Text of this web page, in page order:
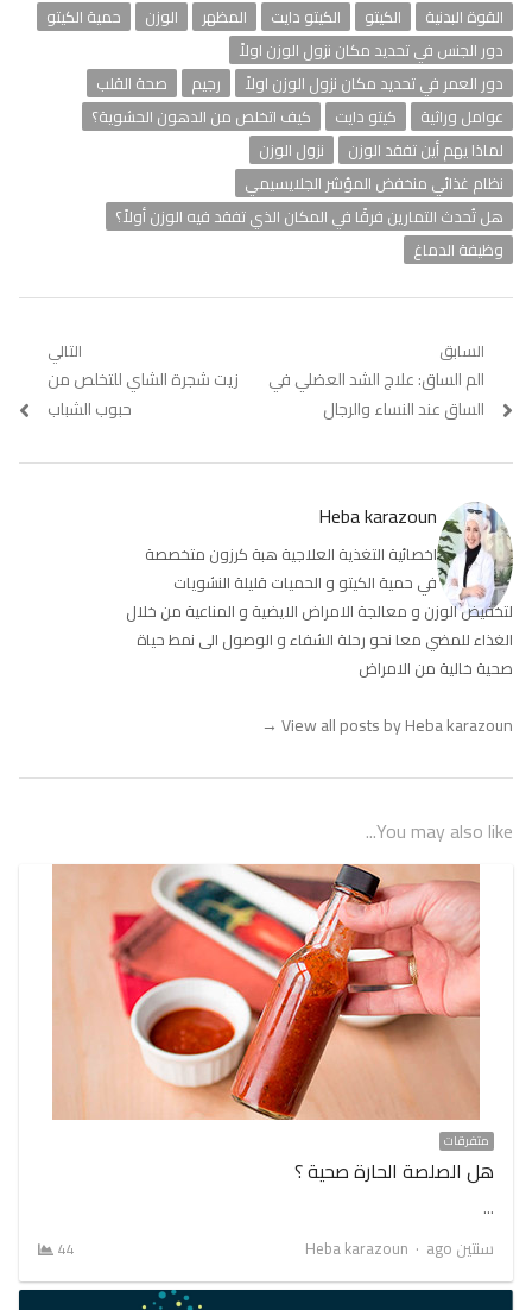
القوة البدنية
الكيتو الكيتو دايت المظهر الوزن
حمية الكيتو
دور الجنس في تحديد مكان نزول الوزن اولاً
دور العمر في تحديد مكان نزول الوزن اولاً
رجيم
صحة القلب
عوامل وراثية
كيتو دايت
كيف اتخلص من الدهون الحشوية؟
لماذا يهم أين تفقد الوزن
نزول الوزن
نظام غذائي منخفض المؤشر الجلايسيمي
هل تُحدث التمارين فرقًا في المكان الذي تفقد فيه الوزن أولاً؟
وظيفة الدماغ
تصفّح
المقالات
السابق
Previous
post:
الم الساق: علاج الشد العضلي في
الساق عند النساء والرجال
التالي
Next
زيت شجرة الشاي للتخلص من
حبوب الشباب
Heba karazoun
اخصائية التغذية العلاجية هبة كرزون متخصصة
في حمية الكيتو و الحميات قليلة النشويات
لتخفيض الوزن و معالجة الامراض الايضية و المناعية من خلال
الغذاء للمضي معا نحو رحلة الشفاء و الوصول الى نمط حياة
صحية خالية من الامراض
View all posts by Heba karazoun
→
You may also like...
متفرقات
هل الصلصة الحارة صحية ؟
…
سنتين ago
Author
Heba karazoun
44